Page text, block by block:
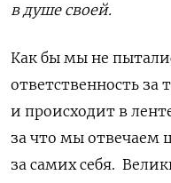
в душе своей.
Как бы мы не
ответственность за
и происходит в
за что мы отвечаем
за самих себя.